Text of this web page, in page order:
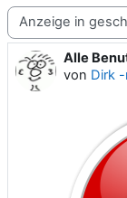
Anzeigemodus
Alle
von Dirk
Anzahl